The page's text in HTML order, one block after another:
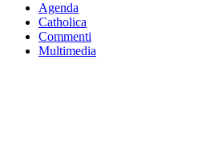
Agenda
Catholica
Commenti
Multimedia